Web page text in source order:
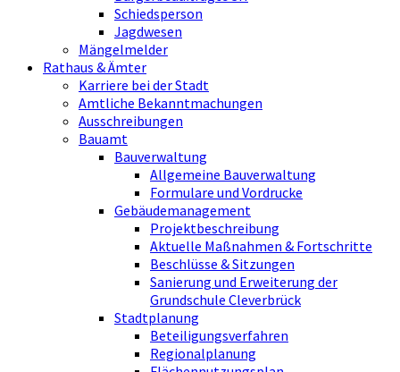
Schiedsperson
Jagdwesen
Mängelmelder
Rathaus & Ämter
Karriere bei der Stadt
Amtliche Bekanntmachungen
Ausschreibungen
Bauamt
Bauverwaltung
Allgemeine Bauverwaltung
Formulare und Vordrucke
Gebäudemanagement
Projektbeschreibung
Aktuelle Maßnahmen & Fortschritte
Beschlüsse & Sitzungen
Sanierung und Erweiterung der
Grundschule Cleverbrück
Stadtplanung
Beteiligungsverfahren
Regionalplanung